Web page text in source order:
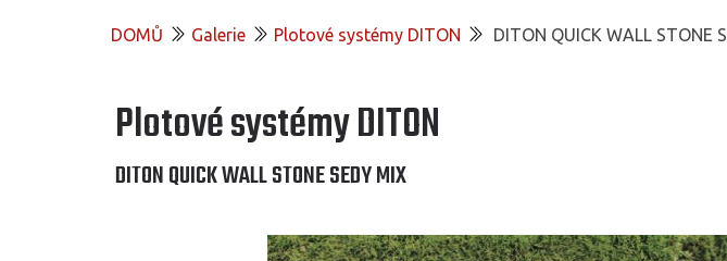
DOMŮ Galerie Plotové systémy DITON DITON QUICK WALL STONE
Plotové systémy DITON
DITON QUICK WALL STONE SEDY MIX